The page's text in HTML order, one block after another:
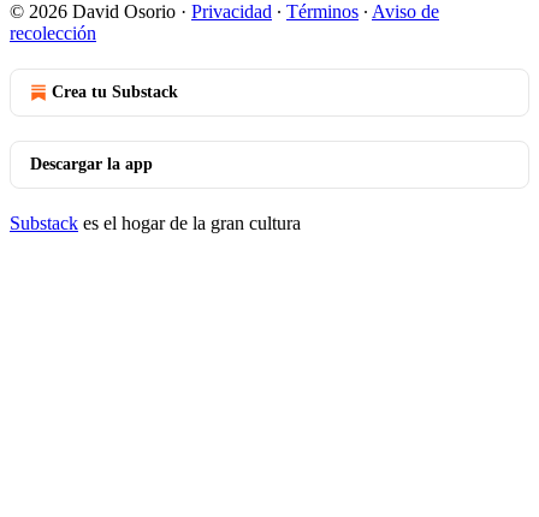
© 2026 David Osorio · Privacidad ∙ Términos ∙ Aviso de
recolección
Crea tu Substack
Descargar la app
Substack es el hogar de la gran cultura